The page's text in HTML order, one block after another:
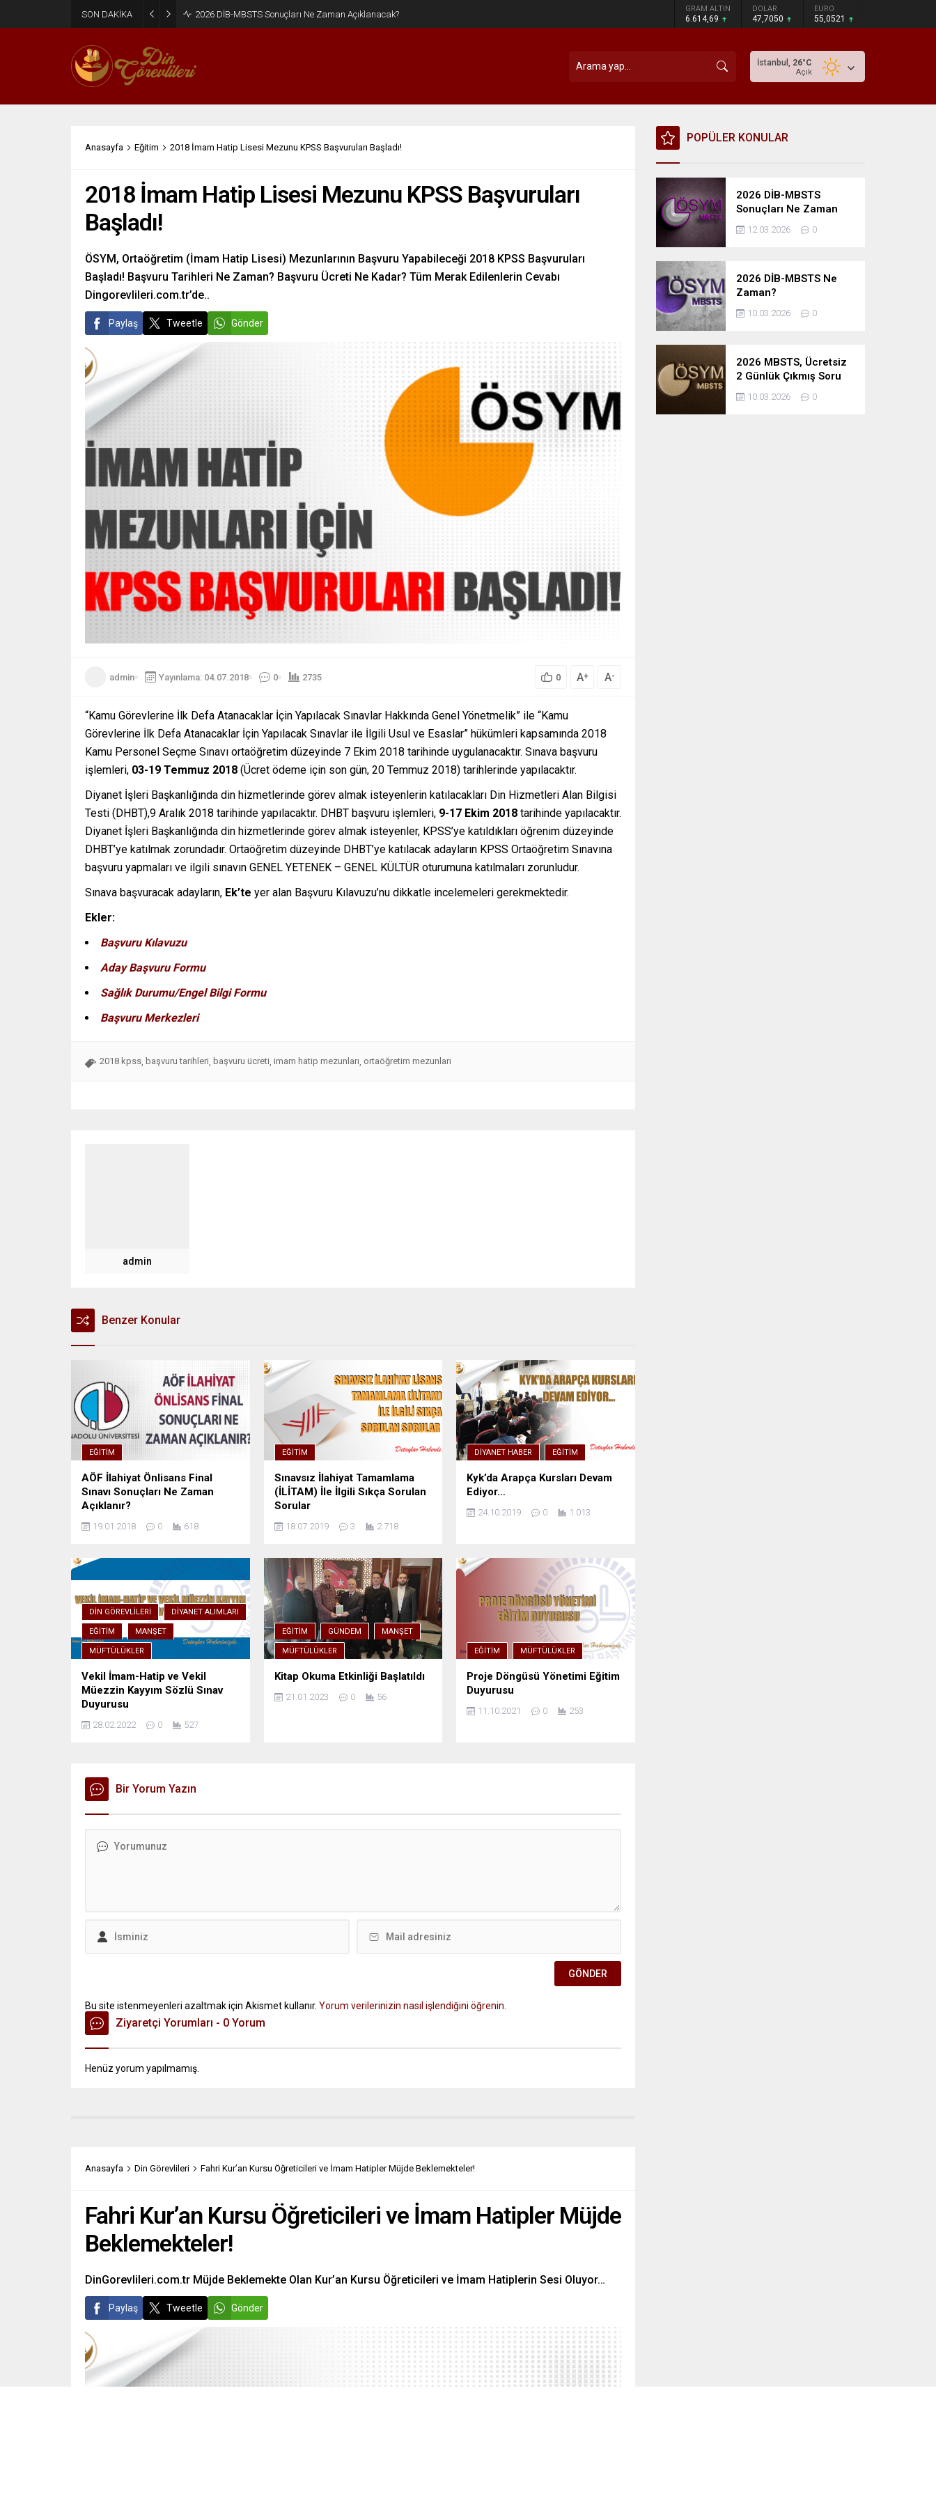
SON DAKİKA 2026 DİB-MBSTS Ne Zaman? GRAM ALTIN
6.614,69
DOLAR
47,7050
EURO
55,0521
İstanbul, 26°C
Açık
Anasayfa Eğitim 2018 İmam Hatip Lisesi Mezunu KPSS Başvuruları Başladı!
2018 İmam Hatip Lisesi Mezunu KPSS Başvuruları
Başladı!
ÖSYM, Ortaöğretim (İmam Hatip Lisesi) Mezunlarının Başvuru Yapabileceği 2018 KPSS Başvuruları
Başladı! Başvuru Tarihleri Ne Zaman? Başvuru Ücreti Ne Kadar? Tüm Merak Edilenlerin Cevabı
Dingorevlileri.com.tr’de..
Paylaş Tweetle Gönder
admin Yayınlama: 04.07.2018 0 2735 0 A+ A-
“Kamu Görevlerine İlk Defa Atanacaklar İçin Yapılacak Sınavlar Hakkında Genel Yönetmelik” ile “Kamu
Görevlerine İlk Defa Atanacaklar İçin Yapılacak Sınavlar ile İlgili Usul ve Esaslar” hükümleri kapsamında 2018
Kamu Personel Seçme Sınavı ortaöğretim düzeyinde 7 Ekim 2018 tarihinde uygulanacaktır. Sınava başvuru
işlemleri, 03-19 Temmuz 2018 (Ücret ödeme için son gün, 20 Temmuz 2018) tarihlerinde yapılacaktır.
Diyanet İşleri Başkanlığında din hizmetlerinde görev almak isteyenlerin katılacakları Din Hizmetleri Alan Bilgisi
Testi (DHBT),9 Aralık 2018 tarihinde yapılacaktır. DHBT başvuru işlemleri, 9-17 Ekim 2018 tarihinde yapılacaktır.
Diyanet İşleri Başkanlığında din hizmetlerinde görev almak isteyenler, KPSS’ye katıldıkları öğrenim düzeyinde
DHBT’ye katılmak zorundadır. Ortaöğretim düzeyinde DHBT’ye katılacak adayların KPSS Ortaöğretim Sınavına
başvuru yapmaları ve ilgili sınavın GENEL YETENEK – GENEL KÜLTÜR oturumuna katılmaları zorunludur.
Sınava başvuracak adayların, Ek’te yer alan Başvuru Kılavuzu’nu dikkatle incelemeleri gerekmektedir.
Ekler:
Başvuru Kılavuzu
Aday Başvuru Formu
Sağlık Durumu/Engel Bilgi Formu
Başvuru Merkezleri
2018 kpss, başvuru tarihleri, başvuru ücreti, imam hatip mezunları, ortaöğretim mezunları
admin
Benzer Konular
EĞITIM
AÖF İlahiyat Önlisans Final
Sınavı Sonuçları Ne Zaman
Açıklanır?
19.01.2018 0 618
EĞITIM
Sınavsız İlahiyat Tamamlama
(İLİTAM) İle İlgili Sıkça Sorulan
Sorular
18.07.2019 3 2.718
DIYANET HABER EĞITIM
Kyk’da Arapça Kursları Devam
Ediyor…
24.10.2019 0 1.013
DIN GÖREVLILERI DIYANET ALIMLARI
EĞITIM MANŞET
MÜFTÜLÜKLER
Vekil İmam-Hatip ve Vekil
Müezzin Kayyım Sözlü Sınav
Duyurusu
28.02.2022 0 527
EĞITIM GÜNDEM MANŞET
MÜFTÜLÜKLER
Kitap Okuma Etkinliği Başlatıldı
21.01.2023 0 56
EĞITIM MÜFTÜLÜKLER
Proje Döngüsü Yönetimi Eğitim
Duyurusu
11.10.2021 0 253
Bir Yorum Yazın
Bu site istenmeyenleri azaltmak için Akismet kullanır. Yorum verilerinizin nasıl işlendiğini öğrenin.
Ziyaretçi Yorumları - 0 Yorum
Henüz yorum yapılmamış.
Anasayfa Din Görevlileri Fahri Kur’an Kursu Öğreticileri ve İmam Hatipler Müjde Beklemekteler!
Fahri Kur’an Kursu Öğreticileri ve İmam Hatipler Müjde
Beklemekteler!
DinGorevlileri.com.tr Müjde Beklemekte Olan Kur’an Kursu Öğreticileri ve İmam Hatiplerin Sesi Oluyor…
Paylaş Tweetle Gönder
POPÜLER KONULAR
2026 DİB-MBSTS
Sonuçları Ne Zaman
Açıklanacak?
12.03.2026 0
2026 DİB-MBSTS Ne
Zaman?
10.03.2026 0
2026 MBSTS, Ücretsiz
2 Günlük Çıkmış Soru
Çözüm Kampı
10.03.2026 0